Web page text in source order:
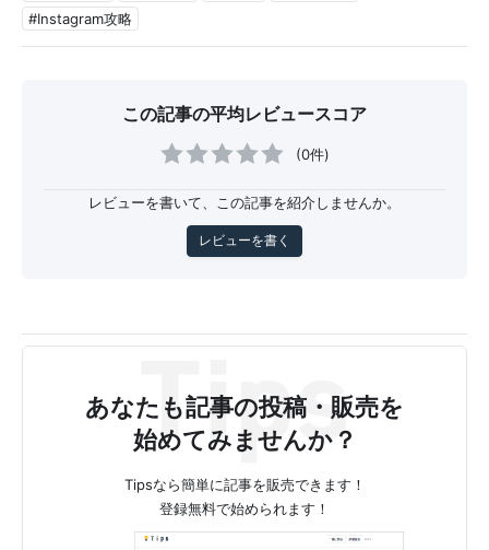
#Instagram攻略
この記事の平均レビュースコア
(0件)
レビューを書いて、この記事を紹介しませんか。
レビューを書く
あなたも記事の投稿・販売を
始めてみませんか？
Tipsなら簡単に記事を販売できます！
登録無料で始められます！